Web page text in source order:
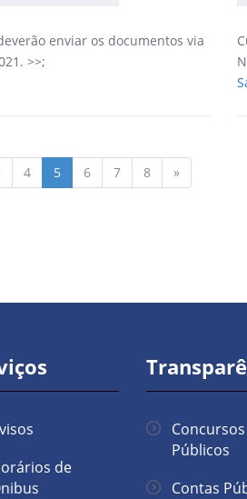
enviar os documentos via
>>;
4 5 6 7 8 »
de
Concursos
Públicos
Contas